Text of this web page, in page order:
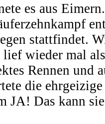
es aus
stattfindet.
lief wieder mal
Rennen und
die
JA! Das kann